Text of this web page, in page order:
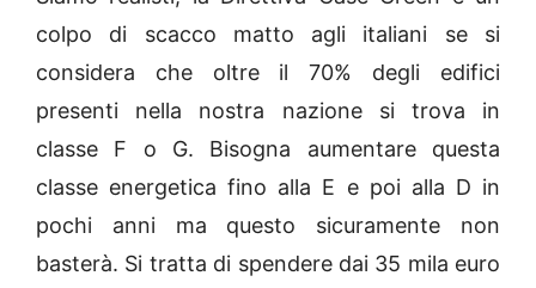
colpo di scacco matto agli italiani se si
considera che oltre il 70% degli edifici
presenti nella nostra nazione si trova in
classe F o G. Bisogna aumentare questa
classe energetica fino alla E e poi alla D in
pochi anni ma questo sicuramente non
basterà. Si tratta di spendere dai 35 mila euro